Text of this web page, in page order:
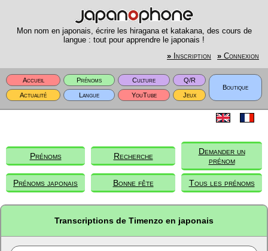
Mon nom en japonais, écrire les hiragana et katakana, des cours de
langue : tout pour apprendre le japonais !
» Inscription » Connexion
Accueil Prénoms Culture
Q/R
Boutique
Actualité
Langue YouTube Jeux
Prénoms Recherche
Demander un
prénom
Prénoms japonais Bonne fête Tous les prénoms
Transcriptions de Timenzo en japonais